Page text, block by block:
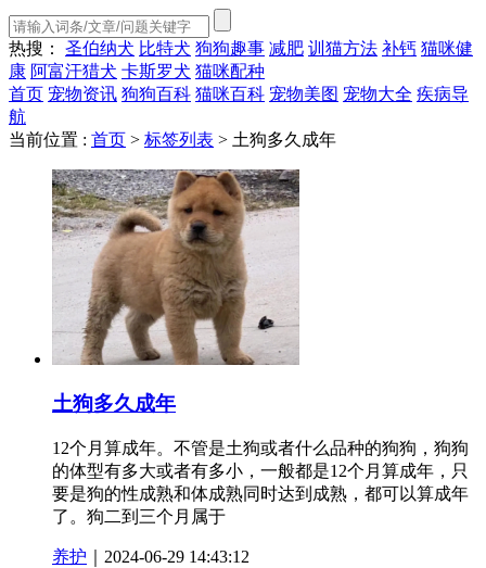
热搜： 圣伯纳犬 比特犬 狗狗趣事 减肥 训猫方法 补钙 猫咪健
康 阿富汗猎犬 卡斯罗犬 猫咪配种
首页 宠物资讯 狗狗百科 猫咪百科 宠物美图 宠物大全 疾病导
航
当前位置 : 首页 > 标签列表 > 土狗多久成年
土狗多久成年
12个月算成年。不管是土狗或者什么品种的狗狗，狗狗
的体型有多大或者有多小，一般都是12个月算成年，只
要是狗的性成熟和体成熟同时达到成熟，都可以算成年
了。狗二到三个月属于
养护 ｜2024-06-29 14:43:12